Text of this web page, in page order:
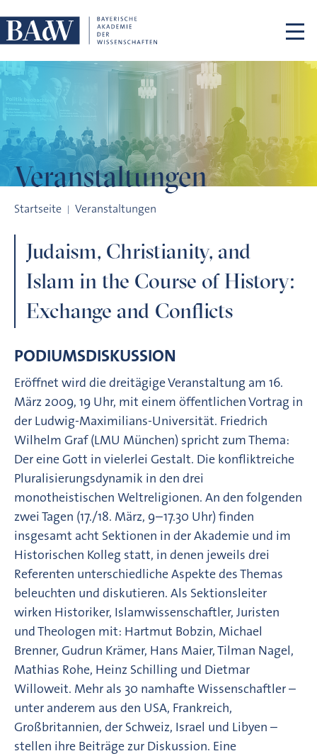
Veranstaltungen
Startseite Veranstaltungen
Judaism, Christianity, and
Islam in the Course of History:
Exchange and Conflicts
PODIUMSDISKUSSION
Eröffnet wird die dreitägige Veranstaltung am 16.
März 2009, 19 Uhr, mit einem öffentlichen Vortrag in
der Ludwig-Maximilians-Universität. Friedrich
Wilhelm Graf (LMU München) spricht zum Thema:
Der eine Gott in vielerlei Gestalt. Die konfliktreiche
Pluralisierungsdynamik in den drei
monotheistischen Weltreligionen. An den folgenden
zwei Tagen (17./18. März, 9–17.30 Uhr) finden
insgesamt acht Sektionen in der Akademie und im
Historischen Kolleg statt, in denen jeweils drei
Referenten unterschiedliche Aspekte des Themas
beleuchten und diskutieren. Als Sektionsleiter
wirken Historiker, Islamwissenschaftler, Juristen
und Theologen mit: Hartmut Bobzin, Michael
Brenner, Gudrun Krämer, Hans Maier, Tilman Nagel,
Mathias Rohe, Heinz Schilling und Dietmar
Willoweit. Mehr als 30 namhafte Wissenschaftler –
unter anderem aus den USA, Frankreich,
Großbritannien, der Schweiz, Israel und Libyen –
stellen ihre Beiträge zur Diskussion. Eine